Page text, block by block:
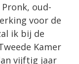
oud-
voor de
ik bij de
Kamer
vijftig jaar